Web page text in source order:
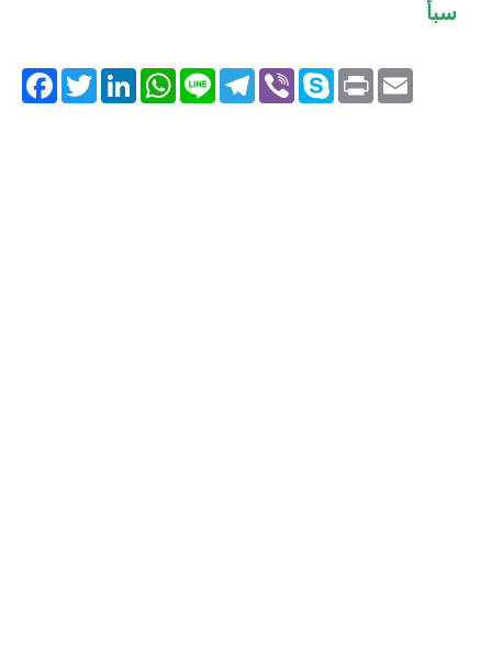
سبأ
TwitterLinkedIn
WhatsApp Line
Telegram ViberSkype PrintEmail